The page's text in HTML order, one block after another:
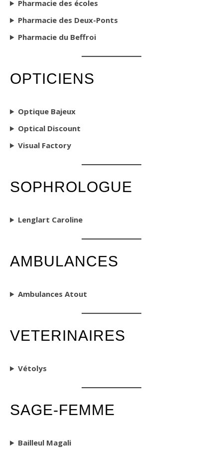
Pharmacie des écoles
Pharmacie des Deux-Ponts
Pharmacie du Beffroi
OPTICIENS
Optique Bajeux
Optical Discount
Visual Factory
SOPHROLOGUE
Lenglart Caroline
AMBULANCES
Ambulances Atout
VETERINAIRES
Vétolys
SAGE-FEMME
Bailleul Magali